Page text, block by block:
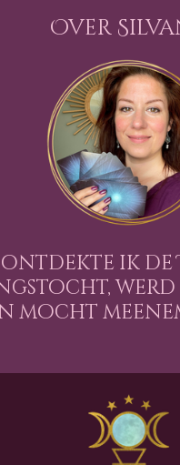
Over
ontdekte ik
werd
mocht